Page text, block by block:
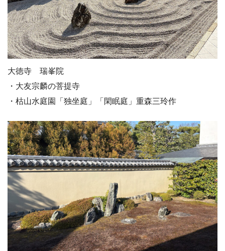
大徳寺 瑞峯院
・大友宗麟の菩提寺
・枯山水庭園「独坐庭」「閑眠庭」重森三玲作